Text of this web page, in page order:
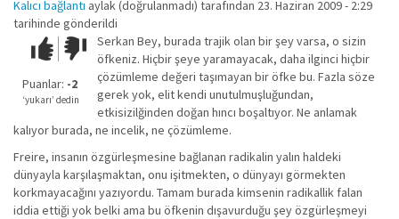
Kalıcı bağlantı aylak (doğrulanmadı) tarafından 23. Haziran 2009 - 2:29
tarihinde gönderildi
Çok iyi!O
kadar
iyi
değil!
Puanlar: -2
‘yukarı’ dedin
Serkan Bey, burada trajik olan bir şey varsa, o sizin
öfkeniz. Hiçbir şeye yaramayacak, daha ilginci hiçbir
çözümleme değeri taşımayan bir öfke bu. Fazla söze
gerek yok, elit kendi unutulmuşluğundan,
etkisizilğinden doğan hıncı boşaltıyor. Ne anlamak
kalıyor burada, ne incelik, ne çözümleme.
Freire, insanın özgürleşmesine bağlanan radikalin yalın haldeki
dünyayla karşılaşmaktan, onu işitmekten, o dünyayı görmekten
korkmayacağını yazıyordu. Tamam burada kimsenin radikallik falan
iddia ettiği yok belki ama bu öfkenin dışavurduğu şey özgürleşmeyi